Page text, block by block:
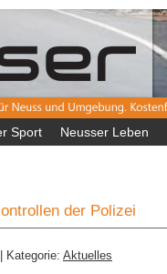
Sport Neusser Leben
der Polizei
| Kategorie: Aktuelles